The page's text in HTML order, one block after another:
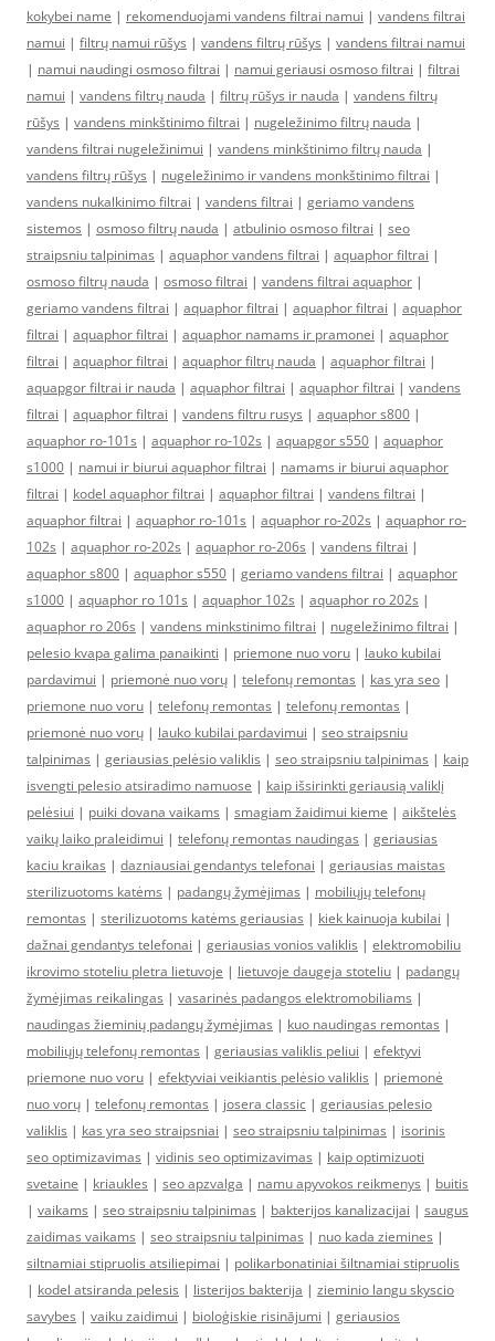
kokybei name | rekomenduojami vandens filtrai namui | vandens filtrai
namui | filtrų namui rūšys | vandens filtrų rūšys | vandens filtrai namui
| namui naudingi osmoso filtrai | namui geriausi osmoso filtrai | filtrai
namui | vandens filtrų nauda | filtrų rūšys ir nauda | vandens filtrų
rūšys | vandens minkštinimo filtrai | nugeležinimo filtrų nauda |
vandens filtrai nugeležinimui | vandens minkštinimo filtrų nauda |
vandens filtrų rūšys | nugeležinimo ir vandens monkštinimo filtrai |
vandens nukalkinimo filtrai | vandens filtrai | geriamo vandens
sistemos | osmoso filtrų nauda | atbulinio osmoso filtrai | seo
straipsniu talpinimas | aquaphor vandens filtrai | aquaphor filtrai |
osmoso filtrų nauda | osmoso filtrai | vandens filtrai aquaphor |
geriamo vandens filtrai | aquaphor filtrai | aquaphor filtrai | aquaphor
filtrai | aquaphor filtrai | aquaphor namams ir pramonei | aquaphor
filtrai | aquaphor filtrai | aquaphor filtrų nauda | aquaphor filtrai |
aquapgor filtrai ir nauda | aquaphor filtrai | aquaphor filtrai | vandens
filtrai | aquaphor filtrai | vandens filtru rusys | aquaphor s800 |
aquaphor ro-101s | aquaphor ro-102s | aquapgor s550 | aquaphor
s1000 | namui ir biurui aquaphor filtrai | namams ir biurui aquaphor
filtrai | kodel aquaphor filtrai | aquaphor filtrai | vandens filtrai |
aquaphor filtrai | aquaphor ro-101s | aquaphor ro-202s | aquaphor ro-
102s | aquaphor ro-202s | aquaphor ro-206s | vandens filtrai |
aquaphor s800 | aquaphor s550 | geriamo vandens filtrai | aquaphor
s1000 | aquaphor ro 101s | aquaphor 102s | aquaphor ro 202s |
aquaphor ro 206s | vandens minkstinimo filtrai | nugeležinimo filtrai |
pelesio kvapa galima panaikinti | priemone nuo voru | lauko kubilai
pardavimui | priemonė nuo vorų | telefonų remontas | kas yra seo |
priemone nuo voru | telefonų remontas | telefonų remontas |
priemonė nuo vorų | lauko kubilai pardavimui | seo straipsniu
talpinimas | geriausias pelėsio valiklis | seo straipsniu talpinimas | kaip
isvengti pelesio atsiradimo namuose | kaip išsirinkti geriausią valiklį
pelėsiui | puiki dovana vaikams | smagiam žaidimui kieme | aikštelės
vaikų laiko praleidimui | telefonų remontas naudingas | geriausias
kaciu kraikas | dazniausiai gendantys telefonai | geriausias maistas
sterilizuotoms katėms | padangų žymėjimas | mobiliųjų telefonų
remontas | sterilizuotoms katėms geriausias | kiek kainuoja kubilai |
dažnai gendantys telefonai | geriausias vonios valiklis | elektromobiliu
ikrovimo stoteliu pletra lietuvoje | lietuvoje daugeja stoteliu | padangų
žymėjimas reikalingas | vasarinės padangos elektromobiliams |
naudingas žieminių padangų žymėjimas | kuo naudingas remontas |
mobiliųjų telefonų remontas | geriausias valiklis peliui | efektyvi
priemone nuo voru | efektyviai veikiantis pelėsio valiklis | priemonė
nuo vorų | telefonų remontas | josera classic | geriausias pelesio
valiklis | kas yra seo straipsniai | seo straipsniu talpinimas | isorinis
seo optimizavimas | vidinis seo optimizavimas | kaip optimizuoti
svetaine | kriaukles | seo apzvalga | namu apyvokos reikmenys | buitis
| vaikams | seo straipsniu talpinimas | bakterijos kanalizacijai | saugus
zaidimas vaikams | seo straipsniu talpinimas | nuo kada ziemines |
siltnamiai stipruolis atsiliepimai | polikarbonatiniai šiltnamiai stipruolis
| kodel atsiranda pelesis | listerijos bakterija | zieminio langu skyscio
savybes | vaiku zaidimui | bioloģiskie risinājumi | geriausios